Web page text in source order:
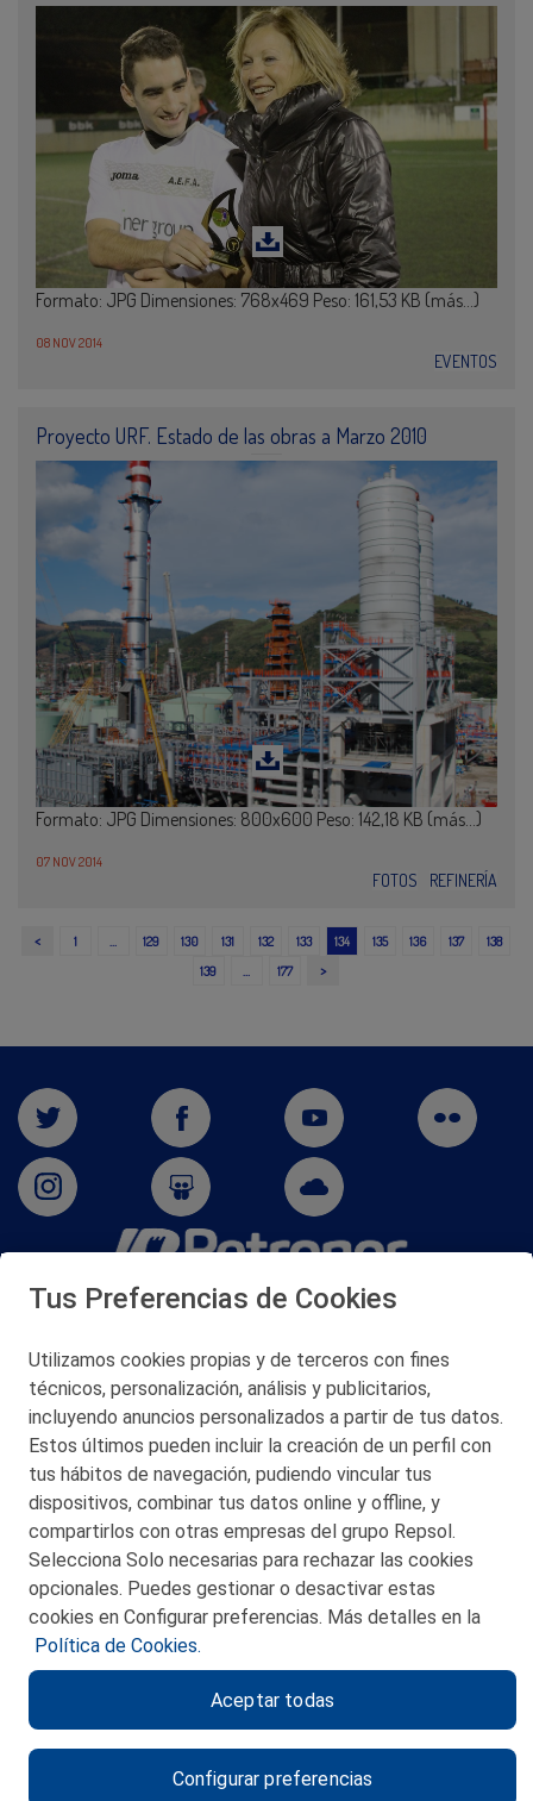
Formato: JPG Dimensiones: 768x469 Peso: 161,53 KB (más…)
08 NOV 2014
EVENTOS
Proyecto URF. Estado de las obras a Marzo 2010
Formato: JPG Dimensiones: 800x600 Peso: 142,18 KB (más…)
07 NOV 2014
FOTOS REFINERÍA
< 1 … 129 130 131 132 133 134 135 136 137
138
139
… 177 >
San Martín 5-Edificio Muñatones,
© 2026 Petronor S.A.
CONTACTO
MAPA WEB
POLITICA DE PRIVACIDAD
POLITICA DE COOKIES
CANAL DE ÉTICA
Tus Preferencias de Cookies
Utilizamos cookies propias y de terceros con fines
técnicos, personalización, análisis y publicitarios,
incluyendo anuncios personalizados a partir de tus datos.
Estos últimos pueden incluir la creación de un perfil con
tus hábitos de navegación, pudiendo vincular tus
dispositivos, combinar tus datos online y offline, y
compartirlos con otras empresas del grupo Repsol.
Selecciona Solo necesarias para rechazar las cookies
opcionales. Puedes gestionar o desactivar estas
cookies en Configurar preferencias. Más detalles en la
Política de Cookies.
Configurar preferencias
Aceptar todas